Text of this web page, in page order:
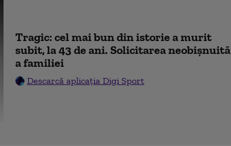
Tragic: cel mai bun din istorie a murit
subit, la 43 de ani. Solicitarea neobișnuită
a familiei
Descarcă aplicația Digi Sport